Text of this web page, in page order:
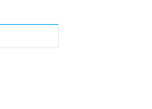
on Twitter
on Instagram
profile on YouTube